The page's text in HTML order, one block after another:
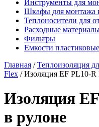
Инструменты для
Шкафы для монтажа
Теплоносители для
Расходные
Фильтры
Емкости пластиковые
Главная / Теплоизоляция
Flex /Изоляция EF PL10-R
Изоляция
в рулоне